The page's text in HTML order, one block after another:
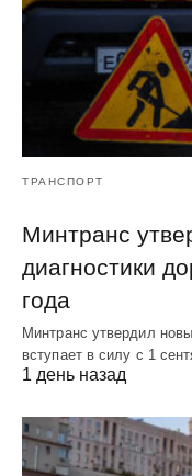
ТРАНСПОРТ
Минтранс
диагностики
года
Минтранс утвердил
вступает в силу с 1
1 день назад